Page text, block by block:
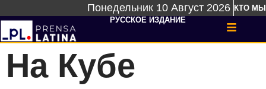
Понедельник 10 Август 2026 КТО МЫ
РУССКОЕ ИЗДАНИЕ
На Кубе